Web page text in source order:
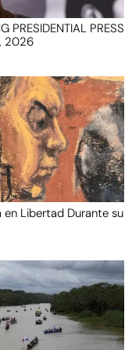
PRESIDENTIAL PRESS
2026
en Libertad Durante su